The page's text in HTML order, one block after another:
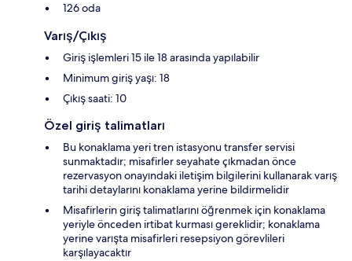
126 oda
Varış/Çıkış
Giriş işlemleri 15 ile 18 arasında yapılabilir
Minimum giriş yaşı: 18
Çıkış saati: 10
Özel giriş talimatları
Bu konaklama yeri tren istasyonu transfer servisi
sunmaktadır; misafirler seyahate çıkmadan önce
rezervasyon onayındaki iletişim bilgilerini kullanarak varış
tarihi detaylarını konaklama yerine bildirmelidir
Misafirlerin giriş talimatlarını öğrenmek için konaklama
yeriyle önceden irtibat kurması gereklidir; konaklama
yerine varışta misafirleri resepsiyon görevlileri
karşılayacaktır